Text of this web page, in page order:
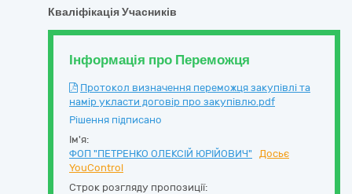
Кваліфікація Учасників
Інформація про Переможця
Протокол визначення переможця закупівлі та
намір укласти договір про закупівлю.pdf
Рішення підписано
Ім'я:
ФОП "ПЕТРЕНКО ОЛЕКСІЙ ЮРІЙОВИЧ"
Досьє
YouControl
Строк розгляду пропозиції: